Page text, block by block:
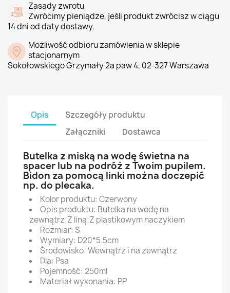
Zasady zwrotu
Zwrócimy pieniądze, jeśli produkt zwrócisz w ciągu
14 dni od daty dostawy.
Możliwość odbioru zamówienia w sklepie
stacjonarnym
Sokołowskiego Grzymały 2a paw 4, 02-327 Warszawa
Opis
Szczegóły produktu
Załączniki
Dostawca
Butelka z miską na wodę świetna na
spacer lub na podróż z Twoim pupilem.
Bidon za pomocą linki można doczepić
np. do plecaka.
Kolor produktu: Czerwony
Opis produktu: Butelka na wodę na
zewnątrz;Z liną;Z plastikowym haczykiem
Rozmiar: S
Wymiary: D20*5.5cm
Środowisko: Wewnątrz i na zewnątrz
Dla: Psa
Pojemność: 250ml
Materiał wykonania: PP